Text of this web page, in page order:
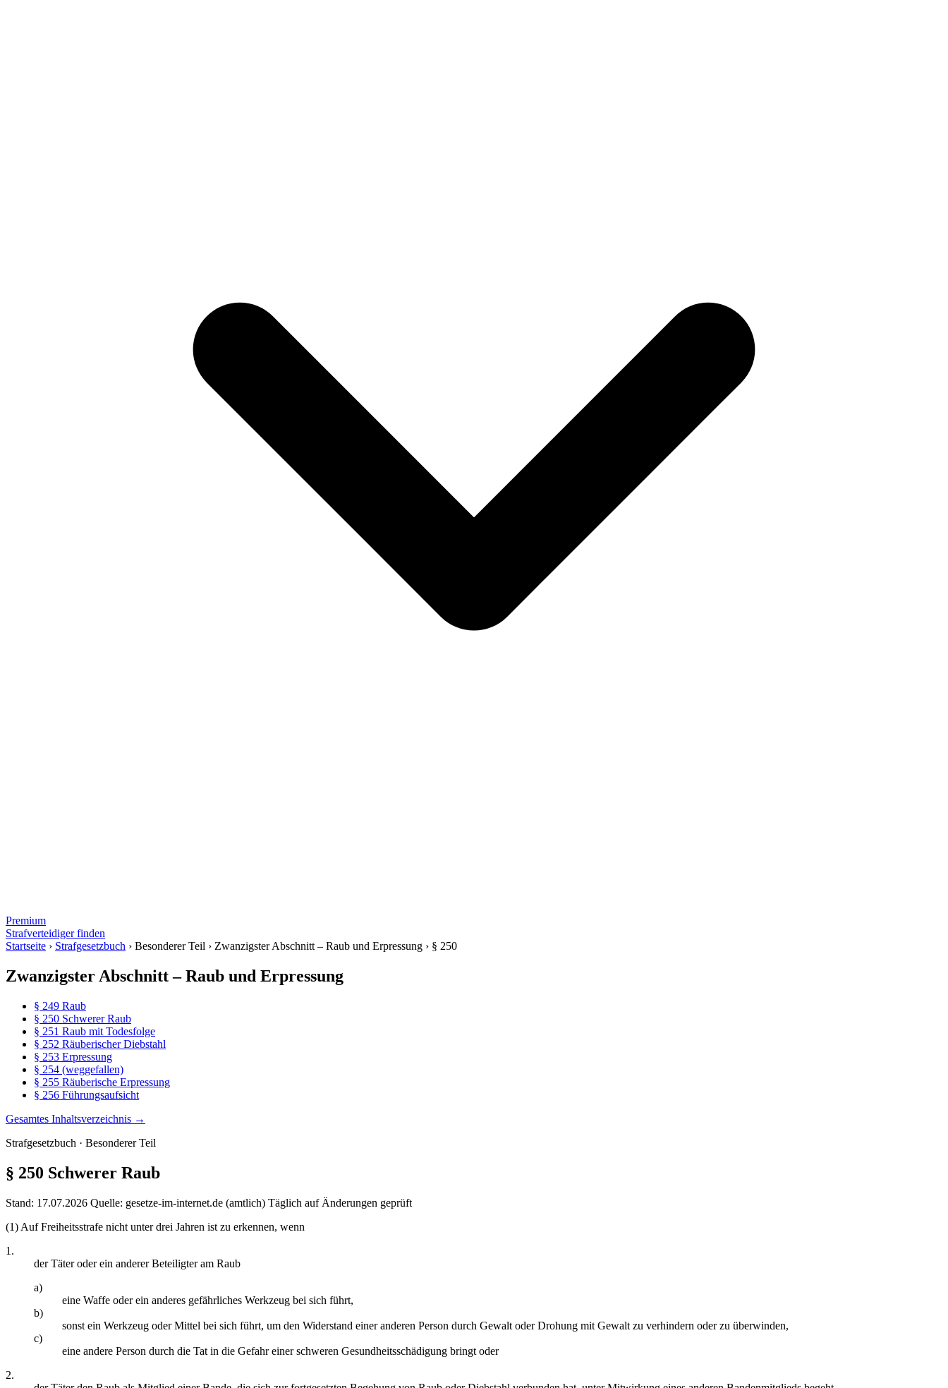
Premium
Strafverteidiger finden
Startseite › Strafgesetzbuch › Besonderer Teil › Zwanzigster Abschnitt – Raub und Erpressung › § 250
Zwanzigster Abschnitt – Raub und Erpressung
§ 249 Raub
§ 250 Schwerer Raub
§ 251 Raub mit Todesfolge
§ 252 Räuberischer Diebstahl
§ 253 Erpressung
§ 254 (weggefallen)
§ 255 Räuberische Erpressung
§ 256 Führungsaufsicht
Gesamtes Inhaltsverzeichnis →
Strafgesetzbuch · Besonderer Teil
§ 250 Schwerer Raub
Stand: 17.07.2026 Quelle: gesetze-im-internet.de (amtlich) Täglich auf Änderungen geprüft
(1) Auf Freiheitsstrafe nicht unter drei Jahren ist zu erkennen, wenn
1.
der Täter oder ein anderer Beteiligter am Raub
a)
eine Waffe oder ein anderes gefährliches Werkzeug bei sich führt,
b)
sonst ein Werkzeug oder Mittel bei sich führt, um den Widerstand einer anderen Person durch Gewalt oder Drohung mit Gewalt zu verhindern oder zu überwinden,
c)
eine andere Person durch die Tat in die Gefahr einer schweren Gesundheitsschädigung bringt oder
2.